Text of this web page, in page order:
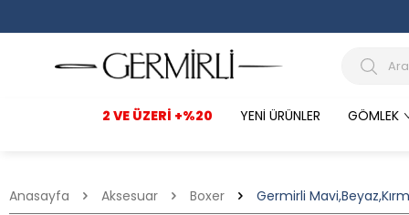
2 VE ÜZERI +%20 YENI ÜRÜNLER GÖMLEK
Anasayfa Aksesuar Boxer Germirli